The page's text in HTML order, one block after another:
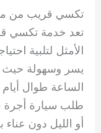
تكسي قريب من
تعد خدمة تكسي
الأمثل لتلبية
يسر وسهولة حيث
الساعة طوال أيام
طلب سيارة
أو الليل دون عناء